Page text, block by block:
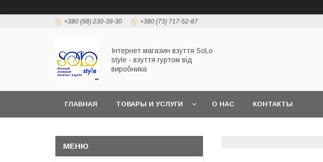
+380 (98) 230-39-30 +380 (73) 717-52-87
Інтернет магазин взуття SoLo
style - взуття гуртом від
виробника
ГЛАВНАЯ ТОВАРЫ И УСЛУГИ О НАС КОНТАКТЫ